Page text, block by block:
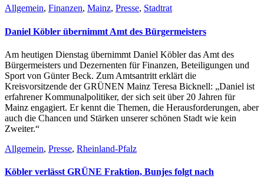
Allgemein, Finanzen, Mainz, Presse, Stadtrat
Daniel Köbler übernimmt Amt des Bürgermeisters
Am heutigen Dienstag übernimmt Daniel Köbler das Amt des
Bürgermeisters und Dezernenten für Finanzen, Beteiligungen und
Sport von Günter Beck. Zum Amtsantritt erklärt die
Kreisvorsitzende der GRÜNEN Mainz Teresa Bicknell: „Daniel ist
erfahrener Kommunalpolitiker, der sich seit über 20 Jahren für
Mainz engagiert. Er kennt die Themen, die Herausforderungen, aber
auch die Chancen und Stärken unserer schönen Stadt wie kein
Zweiter.“
Allgemein, Presse, Rheinland-Pfalz
Köbler verlässt GRÜNE Fraktion, Bunjes folgt nach